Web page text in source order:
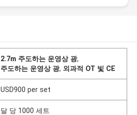
2.7m 주도하는 운영상 광,
주도하는 운영상 광, 외과적 OT 빛 CE
USD900 per set
달 당 1000 세트